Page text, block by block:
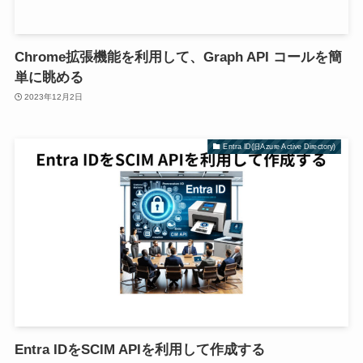
Chrome拡張機能を利用して、Graph API コールを簡
単に眺める
2023年12月2日
Entra ID(旧Azure Active Directory)
Entra IDをSCIM APIを利用して作成する